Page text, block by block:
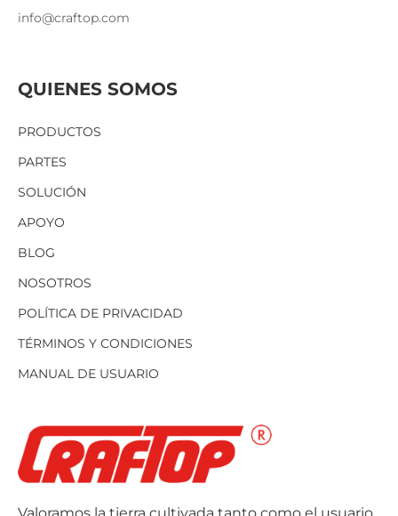
QUIENES SOMOS
PRODUCTOS
PARTES
SOLUCIÓN
APOYO
BLOG
NOSOTROS
POLÍTICA DE PRIVACIDAD
TÉRMINOS Y CONDICIONES
MANUAL DE USUARIO
info@craftop.com